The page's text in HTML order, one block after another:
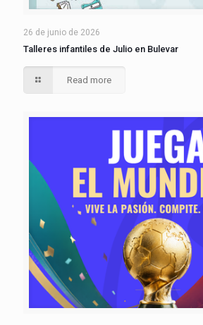
26 de junio de 2026
Talleres infantiles de Julio en Bulevar
Read more